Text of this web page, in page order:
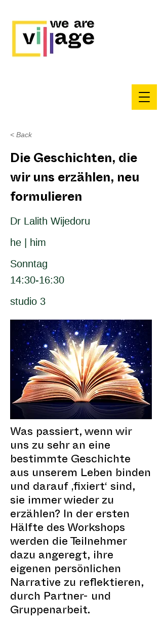
< Back
Die Geschichten, die
wir uns erzählen, neu
formulieren
Dr Lalith Wijedoru
he | him
Sonntag
14:30-16:30
studio 3
Was passiert, wenn wir
uns zu sehr an eine
bestimmte Geschichte
aus unserem Leben binden
und darauf ‚fixiert‘ sind,
sie immer wieder zu
erzählen? In der ersten
Hälfte des Workshops
werden die Teilnehmer
dazu angeregt, ihre
eigenen persönlichen
Narrative zu reflektieren,
durch Partner- und
Gruppenarbeit.